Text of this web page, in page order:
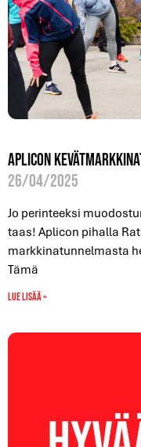
Aplicon
26/04/2025
Jo perinteeksi
taas! Aplicon pihalla
markkinatunnelmasta
Tämä
Lue lisää »